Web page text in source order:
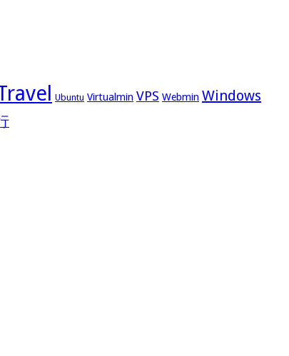
Ubuntu Virtualmin VPS Webmin Windows